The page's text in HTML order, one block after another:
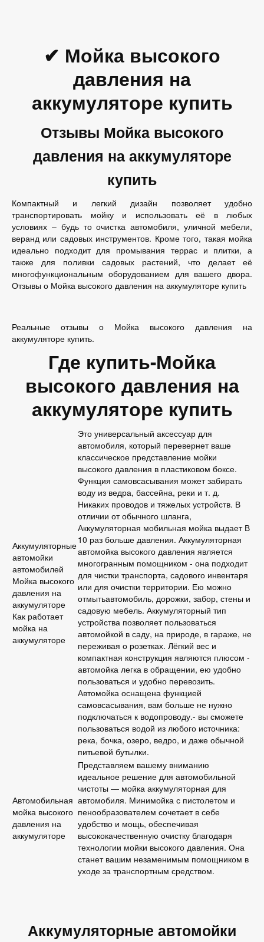
✔ Мойка высокого
давления на
аккумуляторе купить
Отзывы Мойка высокого
давления на аккумуляторе
купить
Компактный и легкий дизайн позволяет удобно
транспортировать мойку и использовать её в любых
условиях – будь то очистка автомобиля, уличной мебели,
веранд или садовых инструментов. Кроме того, такая мойка
идеально подходит для промывания террас и плитки, а
также для поливки садовых растений, что делает её
многофункциональным оборудованием для вашего двора.
Отзывы о Мойка высокого давления на аккумуляторе купить
Реальные отзывы о Мойка высокого давления на
аккумуляторе купить.
Где купить-Мойка
высокого давления на
аккумуляторе купить
Аккумуляторные
автомойки
автомобилей
Мойка высокого
давления на
аккумуляторе
Как работает
мойка на
аккумуляторе
Это универсальный аксессуар для
автомобиля, который перевернет ваше
классическое представление мойки
высокого давления в пластиковом боксе.
Функция самовсасывания может забирать
воду из ведра, бассейна, реки и т. д.
Никаких проводов и тяжелых устройств. В
отличии от обычного шланга,
Аккумуляторная мобильная мойка выдает В
10 раз больше давления. Аккумуляторная
автомойка высокого давления является
многогранным помощником - она подходит
для чистки транспорта, садового инвентаря
или для очистки территории. Ею можно
отмытьавтомобиль, дорожки, забор, стены и
садовую мебель. Аккумуляторный тип
устройства позволяет пользоваться
автомойкой в саду, на природе, в гараже, не
переживая о розетках. Лёгкий вес и
компактная конструкция являются плюсом -
автомойка легка в обращении, ею удобно
пользоваться и удобно перевозить.
Автомойка оснащена функцией
самовсасывания, вам больше не нужно
подключаться к водопроводу.- вы сможете
пользоваться водой из любого источника:
река, бочка, озеро, ведро, и даже обычной
питьевой бутылки.
Автомобильная
мойка высокого
давления на
аккумуляторе
Представляем вашему вниманию
идеальное решение для автомобильной
чистоты — мойка аккумуляторная для
автомобиля. Минимойка с пистолетом и
пенообразователем сочетает в себе
удобство и мощь, обеспечивая
высококачественную очистку благодаря
технологии мойки высокого давления. Она
станет вашим незаменимым помощником в
уходе за транспортным средством.
Аккумуляторные автомойки